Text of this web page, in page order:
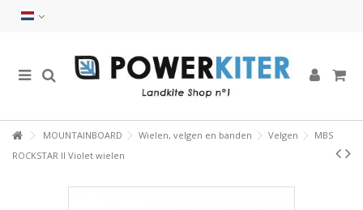
MOUNTAINBOARD Wielen, velgen en banden Velgen
MBS
ROCKSTAR II Violet wielen